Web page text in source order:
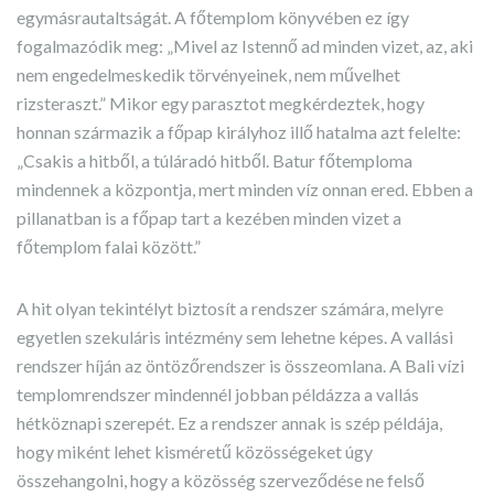
egymásrautaltságát. A főtemplom könyvében ez így
fogalmazódik meg: „Mivel az Istennő ad minden vizet, az, aki
nem engedelmeskedik törvényeinek, nem művelhet
rizsteraszt.” Mikor egy parasztot megkérdeztek, hogy
honnan származik a főpap királyhoz illő hatalma azt felelte:
„Csakis a hitből, a túláradó hitből. Batur főtemploma
mindennek a központja, mert minden víz onnan ered. Ebben a
pillanatban is a főpap tart a kezében minden vizet a
főtemplom falai között.”
A hit olyan tekintélyt biztosít a rendszer számára, melyre
egyetlen szekuláris intézmény sem lehetne képes. A vallási
rendszer híján az öntözőrendszer is összeomlana. A Bali vízi
templomrendszer mindennél jobban példázza a vallás
hétköznapi szerepét. Ez a rendszer annak is szép példája,
hogy miként lehet kisméretű közösségeket úgy
összehangolni, hogy a közösség szerveződése ne felső